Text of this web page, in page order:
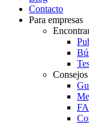
Contacto
Para empresas